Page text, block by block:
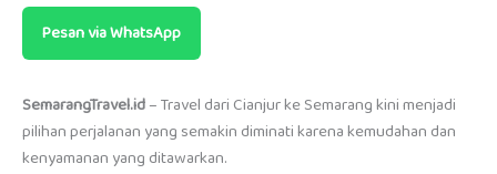
Pesan via WhatsApp
SemarangTravel.id– Travel dari Cianjur ke Semarang kini menjadi
pilihan perjalanan yang semakin diminati karena kemudahan dan
kenyamanan yang ditawarkan.